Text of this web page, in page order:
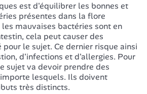
est d'équilibrer les bonnes et
présentes dans la flore
mauvaises bactéries sont en
cela peut causer des
le sujet. Ce dernier risque ainsi
d'infections et d'allergies. Pour
sujet va devoir prendre des
lesquels. Ils doivent
très distincts.